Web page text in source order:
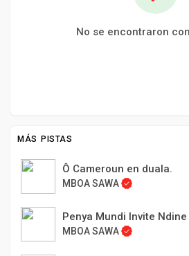
No se encontraron
MÁS PISTAS
Ô Cameroun en duala.
MBOA SAWA
MBOA SAWA